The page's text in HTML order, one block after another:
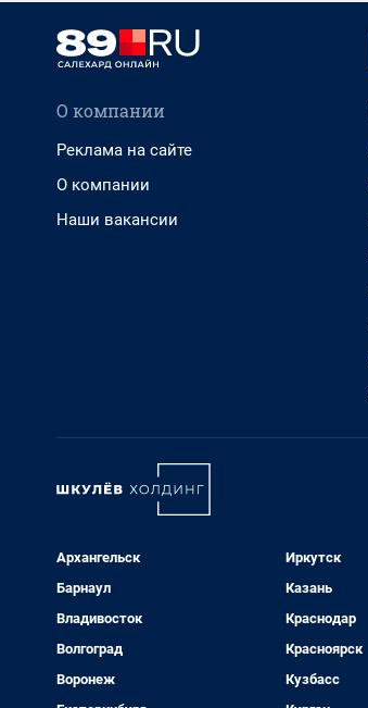
О компании
Реклама на сайте
О компании
Наши вакансии
Архангельск
Барнаул
Владивосток
Волгоград
Воронеж
Иркутск
Казань
Краснодар
Красноярск
Кузбасс